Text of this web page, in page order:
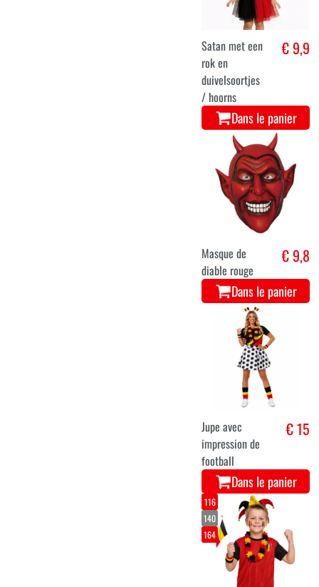
Satan met een
rok en
duivelsoortjes
/ hoorns
€ 9,9
Dans le panier
Masque de
diable rouge
€ 9,8
Dans le panier
Jupe avec
impression de
football
€ 15
Dans le panier
116
140
164